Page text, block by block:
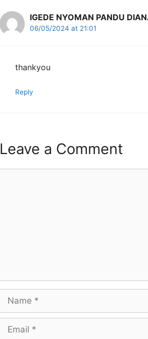
IGEDE NYOMAN PANDU
06/05/2024 at 21:01
thankyou
Reply
Leave a Comment